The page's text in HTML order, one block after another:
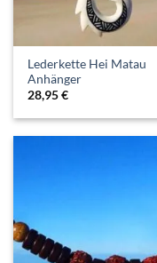
Lederkette Hei Matau
Anhänger
28,95€